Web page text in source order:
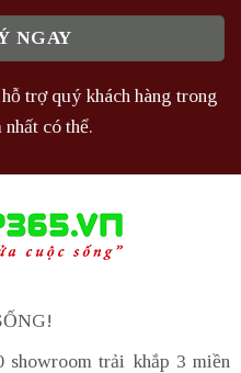
trợ quý khách hàng trong
có thể.
trải khắp 3 miền